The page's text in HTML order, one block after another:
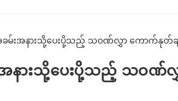
အနားသို့ပေးပို့သည့် သဝဏ်